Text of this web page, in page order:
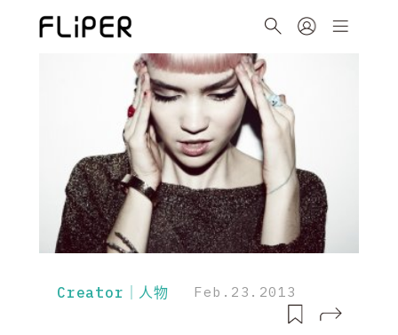
Creator｜人物 Feb.23.2013